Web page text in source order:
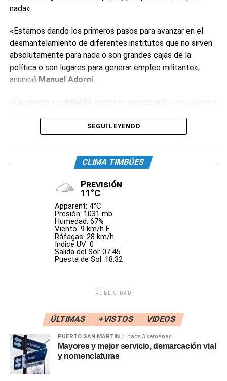
nada».
«Estamos dando los primeros pasos para avanzar en el
desmantelamiento de diferentes institutos que no sirven
absolutamente para nada o son grandes cajas de la
política o son lugares para generar empleo militante»,
anunció Manuel Adorni.
organismo «tiene alrededor de 400 empleados y decenas
idoneidad», reconoció.
El dirigente neonazi Alejandro Biondini
«La primera medida con la que estoy de acuerdo. Hasta
INADIsólo había servido para perseguir al
Nacionalismo y otras expresiones. Era una herramienta
para coartar la libertad de opinión en forma arbitraria y
selectiva. Me alegra que lo desmantelen», dijo
, que será la encargada del desmantelamiento.
«No vamos a seguir financiando ni rosca política ni lugares
donde se paguen favores políticos, ni donde hayan
decenas o cientos de puestos jerárquicos que no suman
nada», insistióAdorni. «Hay un sin fin de institutos que el
Presidente está decidido a cerrar o desmantelar», agregó.
SEGUÍ LEYENDO
CLIMA TIMBÚES
Previsión
11°C
Apparent: 4°C
Presión: 1031 mb
Humedad: 67%
Viento: 9 km/h E
Ráfagas: 28 km/h
Indice UV: 0
Salida del Sol: 07:45
Puesta de Sol: 18:32
PUBLICIDAD
ÚLTIMAS +VISTOS VIDEOS
PUERTO SAN MARTIN hace 3 semanas
Mayores y mejor servicio, demarcación vial
y nomenclaturas